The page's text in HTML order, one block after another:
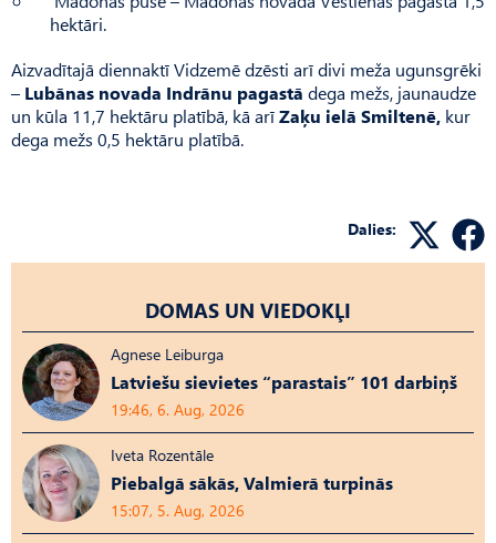
hektāri.
Aizvadītajā diennaktī Vidzemē dzēsti arī divi meža ugunsgrēki
– Lubānas novada Indrānu pagastā dega mežs, jaunaudze
un kūla 11,7 hektāru platībā, kā arīZaķu ielā Smiltenē, kur
dega mežs 0,5 hektāru platībā.
Dalies:
DOMAS UN VIEDOKĻI
Agnese Leiburga
Latviešu sievietes “parastais” 101 darbiņš
19:46, 6. Aug, 2026
Iveta Rozentāle
Piebalgā sākās, Valmierā turpinās
15:07, 5. Aug, 2026